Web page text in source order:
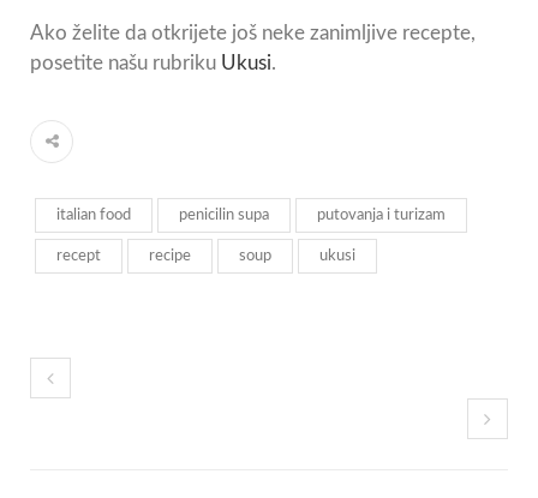
Ako želite da otkrijete još neke zanimljive recepte,
posetite našu rubriku Ukusi.
italian food penicilin supa putovanja i turizam
recept recipe soup ukusi